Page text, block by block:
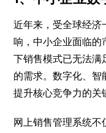
近年来，受全球经济
响，中小企业面临的
下销售模式已无法满
的需求。数字化、智
提升核心竞争力的关
网上销售管理系统